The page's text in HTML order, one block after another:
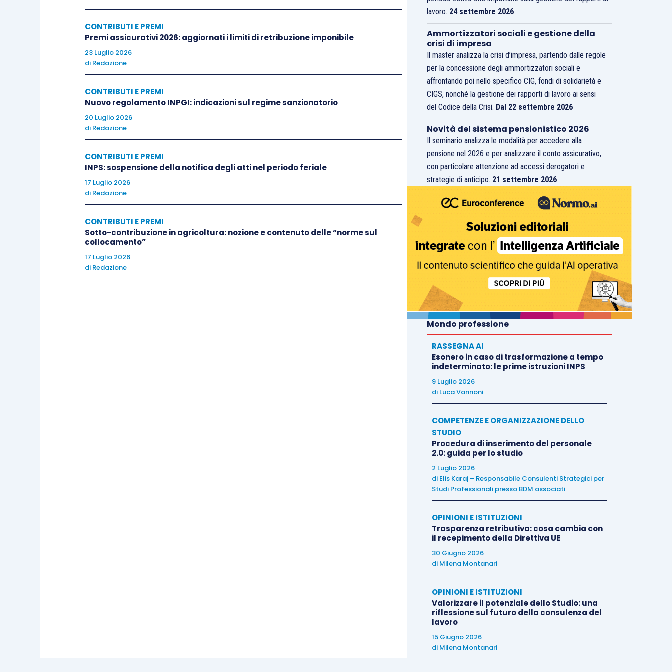
selezionando preventivamente la posizione contributiva interessata e scegliendo
nell’oggetto l’opzione “Recupero del Credito” e “Dilazioni Amministrative”. Nella
richiesta, a testo libero, devono essere specificati la data della domanda di
dilazione in corso della quale si chiede la rideterminazione del numero delle rate, il
nuovo numero di rate in cui rideterminare il piano e le Gestioni coinvolte.
CONTRIBUTI E PREMI
Premi assicurativi 2026: aggiornati i limiti di retribuzione imponibile
23 Luglio 2026
di Redazione
CONTRIBUTI E PREMI
Nuovo regolamento INPGI: indicazioni sul regime sanzionatorio
20 Luglio 2026
di Redazione
CONTRIBUTI E PREMI
INPS: sospensione della notifica degli atti nel periodo feriale
17 Luglio 2026
di Redazione
CONTRIBUTI E PREMI
Sotto-contribuzione in agricoltura: nozione e contenuto delle “norme sul
collocamento”
17 Luglio 2026
di Redazione
lavoro. 24 settembre 2026
Ammortizzatori sociali e gestione della
crisi di impresa
Il master analizza la crisi d’impresa, partendo dalle regole
per la concessione degli ammortizzatori sociali e
affrontando poi nello specifico CIG, fondi di solidarietà e
CIGS, nonché la gestione dei rapporti di lavoro ai sensi
del Codice della Crisi. Dal 22 settembre 2026
Novità del sistema pensionistico 2026
Il seminario analizza le modalità per accedere alla
pensione nel 2026 e per analizzare il conto assicurativo,
con particolare attenzione ad accessi derogatori e
strategie di anticipo. 21 settembre 2026
Mondo professione
RASSEGNA AI
Esonero in caso di trasformazione a tempo
indeterminato: le prime istruzioni INPS
9 Luglio 2026
di Luca Vannoni
COMPETENZE E ORGANIZZAZIONE DELLO
STUDIO
Procedura di inserimento del personale
2.0: guida per lo studio
2 Luglio 2026
di Elis Karaj – Responsabile Consulenti Strategici per
Studi Professionali presso BDM associati
OPINIONI E ISTITUZIONI
Trasparenza retributiva: cosa cambia con
il recepimento della Direttiva UE
30 Giugno 2026
di Milena Montanari
OPINIONI E ISTITUZIONI
Valorizzare il potenziale dello Studio: una
riflessione sul futuro della consulenza del
lavoro
15 Giugno 2026
di Milena Montanari